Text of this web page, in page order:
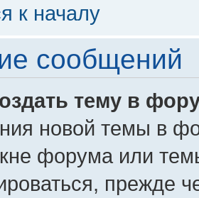
к началу
сообщений
тему в
новой темы в
форума или
прежде